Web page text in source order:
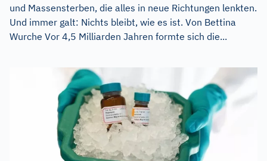
und Massensterben, die alles in neue Richtungen lenkten.
Und immer galt: Nichts bleibt, wie es ist. Von Bettina
Wurche Vor 4,5 Milliarden Jahren formte sich die...